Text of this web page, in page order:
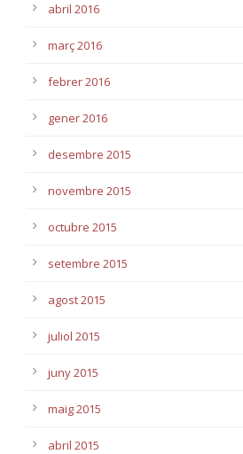
abril 2016
març 2016
febrer 2016
gener 2016
desembre 2015
novembre 2015
octubre 2015
setembre 2015
agost 2015
juliol 2015
juny 2015
maig 2015
abril 2015